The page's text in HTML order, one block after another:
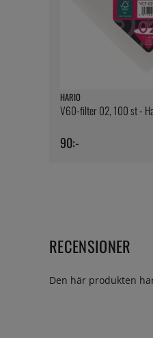
HARIO
V60-filter 02, 100 st -
90:-
RECENSIONER
Den här produkten